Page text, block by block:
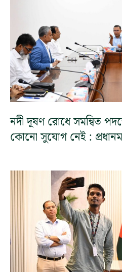
নদী দূষণ রোধে সমন্বিত
কোনো সুযোগ নেই :